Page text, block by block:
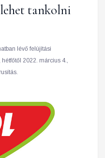
tankolni
lévő felújítási
2022. március 4.,